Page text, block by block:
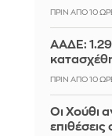
ΠΡΙΝ ΑΠΌ 10
ΑΑΔΕ:
ΠΡΙΝ ΑΠΌ 10
Οι Χούθι